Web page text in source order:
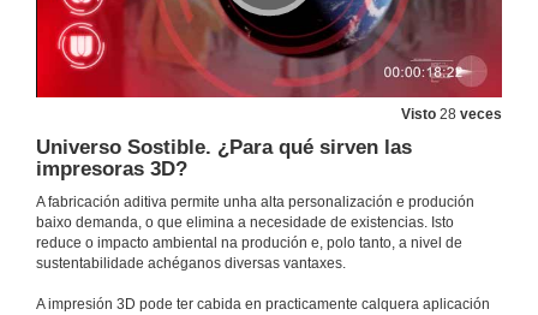
Visto 28 veces
Universo Sostible. ¿Para qué sirven las
impresoras 3D?
A fabricación aditiva permite unha alta personalización e produción
baixo demanda, o que elimina a necesidade de existencias. Isto
reduce o impacto ambiental na produción e, polo tanto, a nivel de
sustentabilidade achéganos diversas vantaxes.
A impresión 3D pode ter cabida en practicamente calquera aplicación
29 de maio de 2024
22 de maio de 2024
22 de maio de 2024